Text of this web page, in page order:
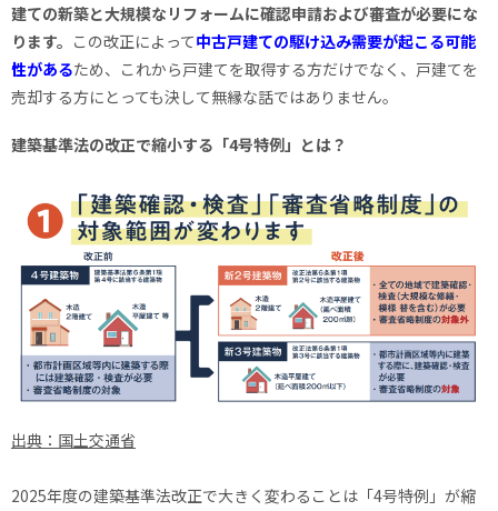
建ての新築と大規模なリフォームに確認申請および審査が必要にな
ります。 この改正によって中古戸建ての駆け込み需要が起こる可能
性があるため、これから戸建てを取得する方だけでなく、戸建てを
売却する方にとっても決して無縁な話ではありません。
建築基準法の改正で縮小する「4号特例」とは？
出典：国土交通省
2025年度の建築基準法改正で大きく変わることは「4号特例」が縮